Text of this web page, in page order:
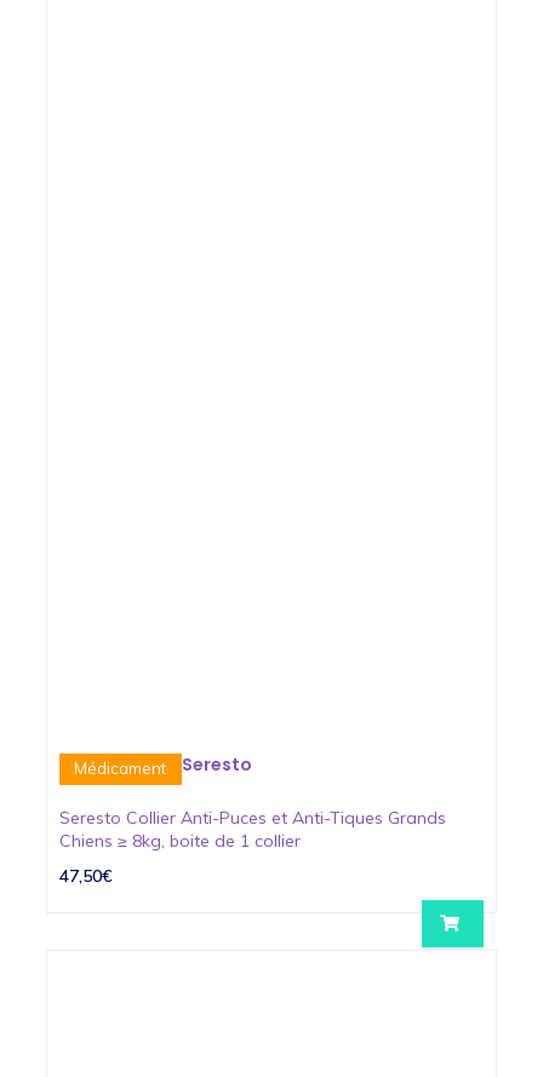
Médicament Seresto
Seresto Collier Anti-Puces et Anti-Tiques Grands
Chiens ≥ 8kg, boite de 1 collier
47,50€